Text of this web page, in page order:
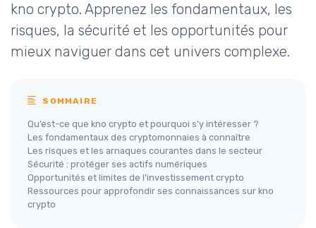
kno crypto. Apprenez les fondamentaux, les
risques, la sécurité et les opportunités pour
mieux naviguer dans cet univers complexe.
SOMMAIRE
Qu’est-ce que kno crypto et pourquoi s’y intéresser ?
Les fondamentaux des cryptomonnaies à connaître
Les risques et les arnaques courantes dans le secteur
Sécurité : protéger ses actifs numériques
Opportunités et limites de l’investissement crypto
Ressources pour approfondir ses connaissances sur kno
crypto